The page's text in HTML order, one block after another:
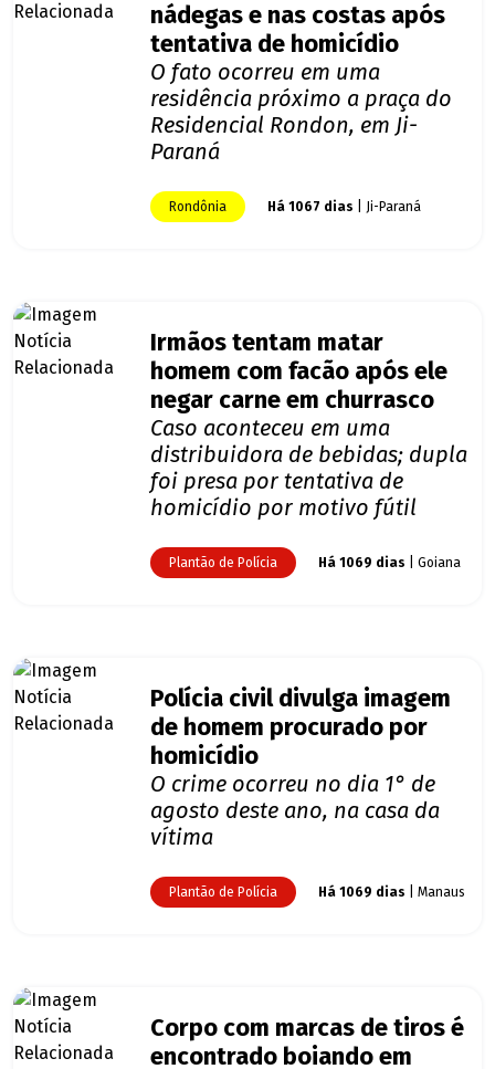
nádegas e nas costas após
tentativa de homicídio
O fato ocorreu em uma
residência próximo a praça do
Residencial Rondon, em Ji-
Paraná
Rondônia Há 1067 dias | Ji-Paraná
Irmãos tentam matar
homem com facão após ele
negar carne em churrasco
Caso aconteceu em uma
distribuidora de bebidas; dupla
foi presa por tentativa de
homicídio por motivo fútil
Plantão de Polícia Há 1069 dias | Goiana
Polícia civil divulga imagem
de homem procurado por
homicídio
O crime ocorreu no dia 1° de
agosto deste ano, na casa da
vítima
Plantão de Polícia Há 1069 dias | Manaus
Corpo com marcas de tiros é
encontrado boiando em